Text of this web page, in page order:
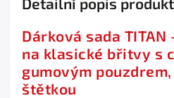
Dárková sada
na klasické břitvy s
gumovým
štětkou